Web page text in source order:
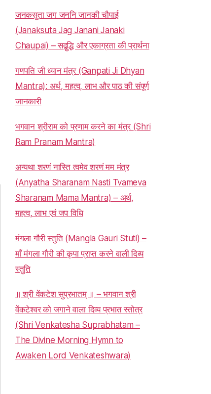
जनकसुता जग जननि जानकी चौपाई
(Janaksuta Jag Janani Janaki
Chaupai) – सद्बुद्धि और एकाग्रता की प्रार्थना
गणपति जी ध्यान मंत्र (Ganpati Ji Dhyan
Mantra): अर्थ, महत्व, लाभ और पाठ की संपूर्ण
जानकारी
भगवान श्रीराम को प्रणाम करने का मंत्र (Shri
Ram Pranam Mantra)
अन्यथा शरणं नास्ति त्वमेव शरणं मम मंत्र
(Anyatha Sharanam Nasti Tvameva
Sharanam Mama Mantra) – अर्थ,
महत्व, लाभ एवं जप विधि
मंगला गौरी स्तुति (Mangla Gauri Stuti) –
माँ मंगला गौरी की कृपा प्राप्त करने वाली दिव्य
स्तुति
॥ श्री वेंकटेश सुप्रभातम् ॥ – भगवान श्री
वेंकटेश्वर को जगाने वाला दिव्य प्रभात स्तोत्र
(Shri Venkatesha Suprabhatam –
The Divine Morning Hymn to
Awaken Lord Venkateshwara)